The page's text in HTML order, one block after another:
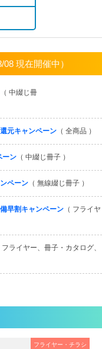
08 現在開催中）
（ 中綴じ冊
元キャンペーン （ 全商品 ）
ーン （ 中綴じ冊子 ）
ペーン （ 無線綴じ冊子 ）
早割キャンペーン （ フライヤ
フライヤー、冊子・カタログ、
フライヤー・チラシ